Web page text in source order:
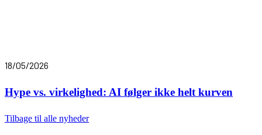
18/05/2026
Hype vs. virkelighed: AI følger ikke helt kurven
Tilbage til alle nyheder